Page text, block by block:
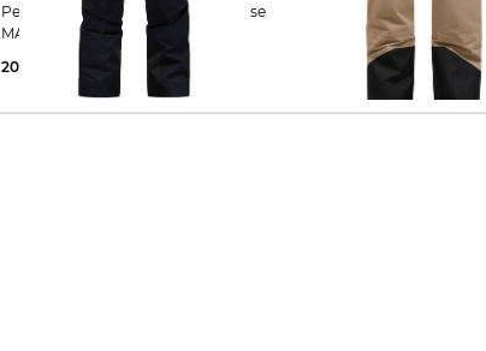
Peak Performance | Herren Skihose
MAROON HIPE® 2L Insulated
204,99 €
300,00 €
Peak Performance | Herren Skihose
EDGE INSULATED
350,00 €